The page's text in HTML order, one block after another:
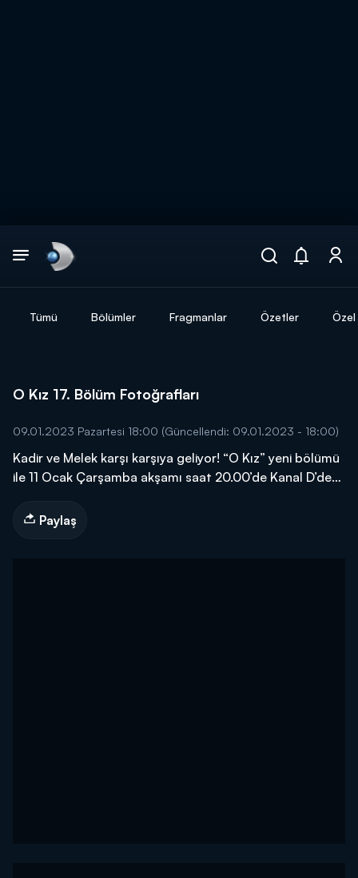
Tümü Bölümler Fragmanlar Özetler
O Kız 17. Bölüm Fotoğrafları
09.01.2023 Pazartesi 18:00 (Güncellendi: 09.01.2023 - 18:00)
Kadir ve Melek karşı karşıya geliyor! “O Kız” yeni bölümü
ile 11 Ocak Çarşamba akşamı saat 20.00’de Kanal D’de…
Paylaş